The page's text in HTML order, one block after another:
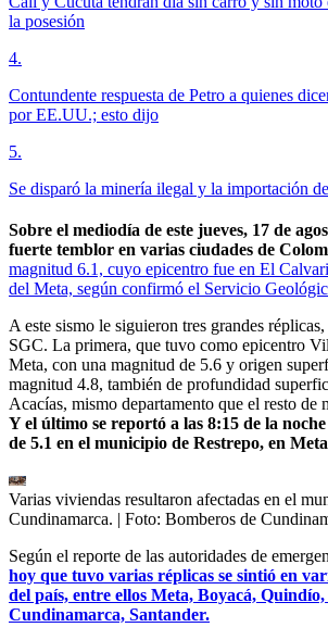
la posesión
4.
Contundente respuesta de Petro a quienes
por EE.UU.; esto dijo
5.
Se disparó la minería ilegal y la importación
Sobre el mediodía de este jueves, 17 de
fuerte temblor en varias ciudades de
magnitud 6.1, cuyo epicentro fue en El
del Meta, según confirmó el Servicio
A este sismo le siguieron tres grandes
SGC. La primera, que tuvo como epicentro
Meta, con una magnitud de 5.6 y origen
magnitud 4.8, también de profundidad
Acacías, mismo departamento que el resto de
Y el último se reportó a las 8:15 de la
de 5.1 en el municipio de Restrepo, en
Varias viviendas resultaron afectadas en el
Cundinamarca. | Foto: Bomberos de
Según el reporte de las autoridades de
hoy que tuvo varias réplicas se sintió en
del país, entre ellos Meta, Boyacá,
Cundinamarca, Santander.